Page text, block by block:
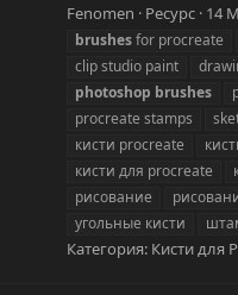
Fenomen
Ресурс 14
brushesfor procreate
clip studio paint
photoshop brushes
procreate stamps
кисти procreate
кисти для procreate
рисование
угольные кисти
Категория: Кисти для